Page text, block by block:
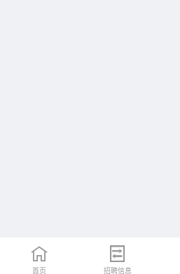
首页 招聘信息